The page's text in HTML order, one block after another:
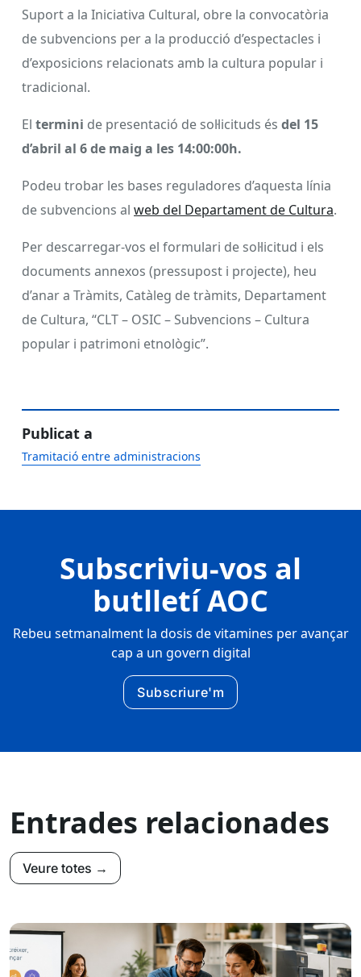
Suport a la Iniciativa Cultural, obre la convocatòria
de subvencions per a la producció d’espectacles i
d’exposicions relacionats amb la cultura popular i
tradicional.
El termini de presentació de sol·licituds és del 15
d’abril al 6 de maig a les 14:00:00h.
Podeu trobar les bases reguladores d’aquesta línia
de subvencions al web del Departament de Cultura.
Per descarregar-vos el formulari de sol·licitud i els
documents annexos (pressupost i projecte), heu
d’anar a Tràmits, Catàleg de tràmits, Departament
de Cultura, “CLT – OSIC – Subvencions – Cultura
popular i patrimoni etnològic”.
Publicat a
Tramitació entre administracions
Subscriviu-vos al
butlletí AOC
Rebeu setmanalment la dosis de vitamines per avançar
cap a un govern digital
Subscriure'm
Entrades relacionades
Veure totes →